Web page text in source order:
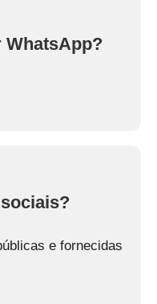
WhatsApp?
e fornecidas